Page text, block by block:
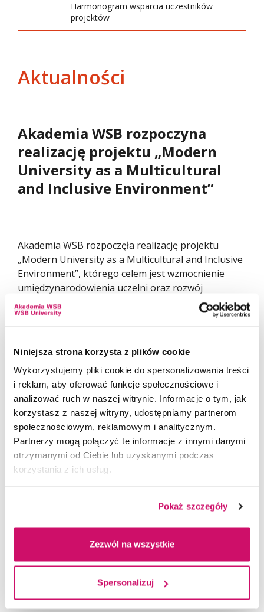
Niniejsza strona korzysta z plików cookie
Wykorzystujemy pliki cookie do spersonalizowania treści
i reklam, aby oferować funkcje społecznościowe i
analizować ruch w naszej witrynie. Informacje o tym, jak
korzystasz z naszej witryny, udostępniamy partnerom
społecznościowym, reklamowym i analitycznym.
Partnerzy mogą połączyć te informacje z innymi danymi
otrzymanymi od Ciebie lub uzyskanymi podczas
korzystania z ich usług.
Pokaż szczegóły
Zezwól na wszystkie
Spersonalizuj
Beyond China - wydarzenia promocyjne
Harmonogram wsparcia uczestników
projektów
Aktualności
Akademia WSB rozpoczyna
realizację projektu „Modern
University as a Multicultural
and Inclusive Environment”
Akademia WSB rozpoczęła realizację projektu
„Modern University as a Multicultural and Inclusive
Environment”, którego celem jest wzmocnienie
umiędzynarodowienia uczelni oraz rozwój
przyjaznego, dostępnego i wielokulturowego
środowiska akademickiego.
wspierające studentów, doktorantów, naukowców
i kadrę z zagranicy, w tym rozwój kompetencji
pracowników Akademii WSB w zakresie obsługi
cudzoziemców, komunikacji międzykulturowej,
dostępności oraz przeciwdziałania dyskryminacji.
Jednym z kluczowych elementów projektu będzie
także rozwój Welcome Point - miejsca pierwszego
kontaktu i kompleksowego wsparcia informacyjno-
organizacyjnego dla osób z zagranicy.
i stanowi ważny krok w dalszym budowaniu
Akademii WSB jako uczelni otwartej,
międzynarodowej i inkluzywnej.